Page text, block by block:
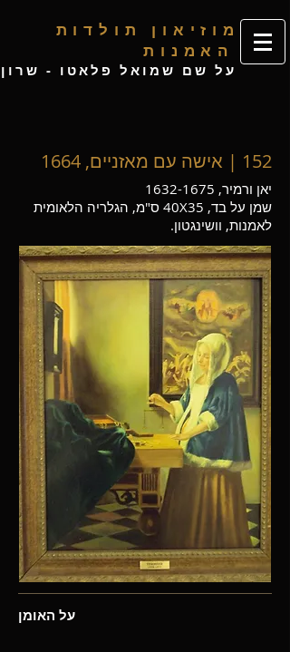
מ וזיאון תולדות
האמנות
על שם שמואל פלאטו - שרון
152 | אישה עם מאזניים, 1664
יאן ורמיר, 1632-1675
שמן על בד, 40X35 ס"מ, הגלריה הלאומית
לאמנות, וושינגטון.
על האומן